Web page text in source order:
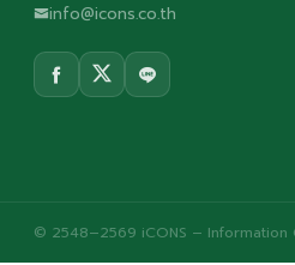
info@icons.co.th
© 2548–2569 iCONS – Information